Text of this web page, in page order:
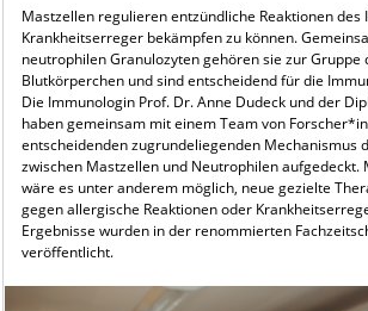
Mastzellen regulieren entzündliche Reaktionen des
Krankheitserreger bekämpfen zu können.
neutrophilen Granulozyten gehören sie zur Gruppe
Blutkörperchen und sind entscheidend für die
Die Immunologin Prof. Dr. Anne Dudeck und der
haben gemeinsam mit einem Team von
entscheidenden zugrundeliegenden Mechanismus
zwischen Mastzellen und Neutrophilen aufgedeckt.
wäre es unter anderem möglich, neue gezielte
gegen allergische Reaktionen oder
Ergebnisse wurden in der renommierten
veröffentlicht.